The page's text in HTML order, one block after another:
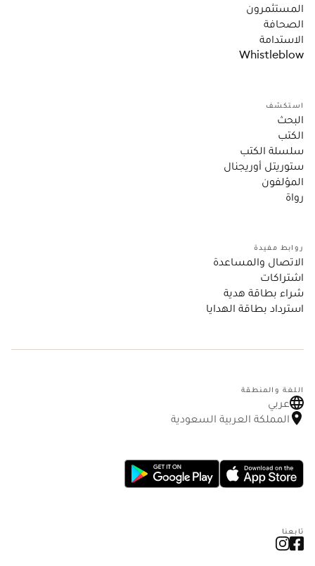
المستثمرون
الصحافة
الاستدامة
Whistleblow
استكشف
البحث
الكتب
سلسلة الكتب
ستوريتل أوريجنال
المؤلفون
رواة
روابط مفيدة
الاتصال والمساعدة
اشتراكات
شراء بطاقة هدية
استرداد بطاقة الهدايا
اللغة والمنطقة
عربي
المملكة العربية السعودية
تابعنا